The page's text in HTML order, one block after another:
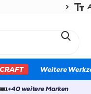
Weitere
+40 weitere Marken